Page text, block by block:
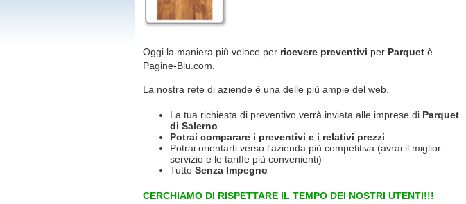
Oggi la maniera più veloce per ricevere preventivi per Parquetè
Pagine-Blu.com.
La nostra rete di aziende è una delle più ampie del web.
La tua richiesta di preventivo verrà inviata alle imprese di Parquet
di Salerno
Potrai comparare i preventivi e i relativi prezzi
Potrai orientarti verso l'azienda più competitiva (avrai il miglior
servizio e le tariffe più convenienti)
Tutto Senza Impegno
CERCHIAMO DI RISPETTARE IL TEMPO DEI NOSTRI UTENTI!!!